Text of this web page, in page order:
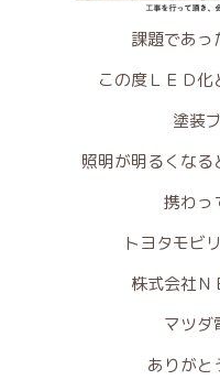
課題であっ
この度ＬＥＤ化
塗装
照明が明るくなる
携わっ
トヨタモビ
株式会社Ｎ
マツダ
ありがと